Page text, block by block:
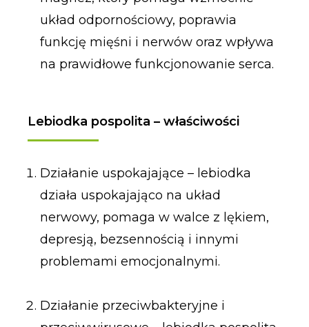
układ odpornościowy, poprawia
funkcję mięśni i nerwów oraz wpływa
na prawidłowe funkcjonowanie serca.
Lebiodka pospolita – właściwości
Działanie uspokajające – lebiodka
działa uspokajająco na układ
nerwowy, pomaga w walce z lękiem,
depresją, bezsennością i innymi
problemami emocjonalnymi.
Działanie przeciwbakteryjne i